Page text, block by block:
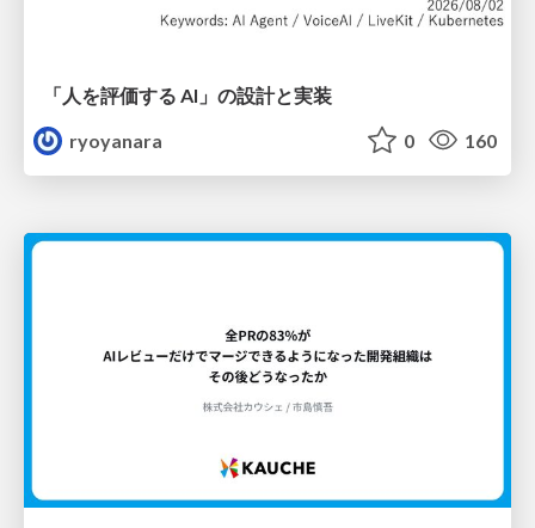
「人を評価する AI」の 設計と実装
ryoyanara
0 160